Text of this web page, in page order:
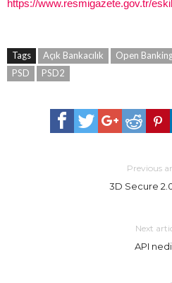
https://www.resmigazete.gov.tr/
Tags Açık Bankacılık Open
PSD
PSD2
Previous
3D Secure
Next
API